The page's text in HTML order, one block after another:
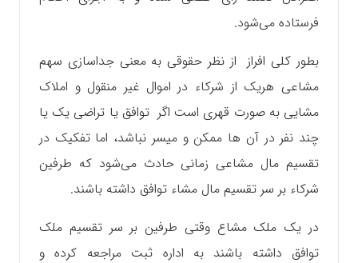
فرستاده می‌شود.
بطور کلی افراز از نظر حقوقی به معنی جداسازی سهم
مشاعی هریک از شرکاء در اموال غیر منقول و املاک
مشایی به صورت قهری است اگر توافق یا تراضی یک یا
چند نفر در آن ها ممکن و میسر نباشد، اما تفکیک در
تقسیم مال‌ مشاعی زمانی حادث می‌شود که طرفین
شرکاء بر سر تقسیم مال مشاء توافق داشته باشند.
در یک ملک مشاع وقتی طرفین بر سر تقسیم ملک
توافق داشته باشند به اداره ثبت مراجعه کرده و